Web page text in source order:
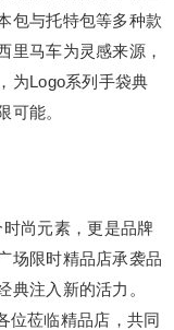
包与托特包等多种款
里马车为灵感来源，
为Logo系列手袋典
可能。
尚元素，更是品牌
场限时精品店承袭品
典注入新的活力。
位莅临精品店，共同